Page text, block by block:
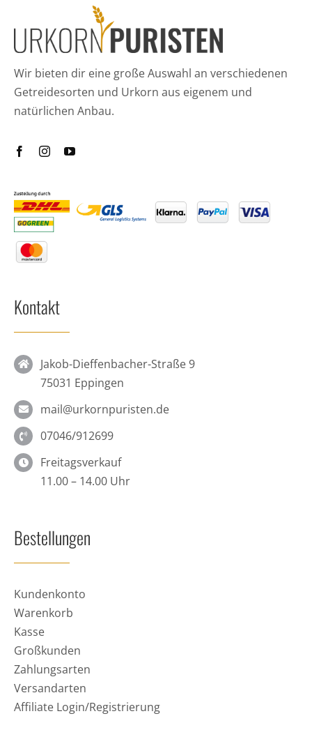
Wir bieten dir eine große Auswahl an verschiedenen
Getreidesorten und Urkorn aus eigenem und
natürlichen Anbau.
Kontakt
Jakob-Dieffenbacher-Straße 9
75031 Eppingen
mail@urkornpuristen.de
07046/912699
Freitagsverkauf
11.00 – 14.00 Uhr
Bestellungen
Kundenkonto
Warenkorb
Kasse
Großkunden
Zahlungsarten
Versandarten
Affiliate Login/Registrierung